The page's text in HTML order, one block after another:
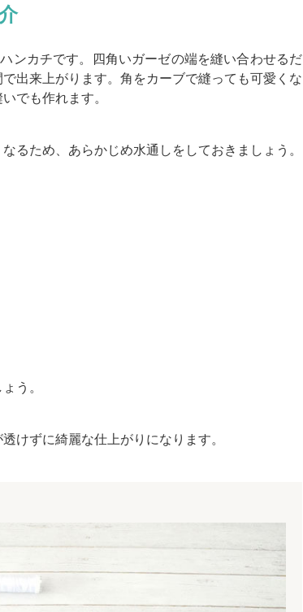
ンカチです。四角いガーゼの端を縫い合わせるだ
出来上がります。角をカーブで縫っても可愛くな
でも作れます。
るため、あらかじめ水通しをしておきましょう。
う。
けずに綺麗な仕上がりになります。